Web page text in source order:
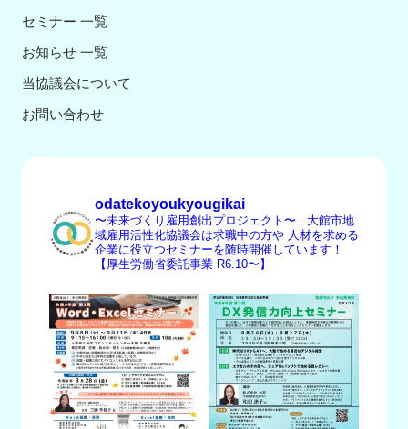
セミナー 一覧
お知らせ 一覧
当協議会について
お問い合わせ
odatekoyoukyougikai
〜未来づくり雇用創出プロジェクト〜 . 大館市地
域雇用活性化協議会は求職中の方や 人材を求める
企業に役立つセミナーを随時開催しています！
【厚生労働省委託事業 R6.10〜】